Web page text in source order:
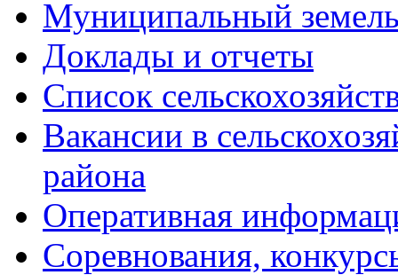
Муниципальный
Доклады и отчеты
Список
Вакансии в
района
Оперативная
Соревнования,